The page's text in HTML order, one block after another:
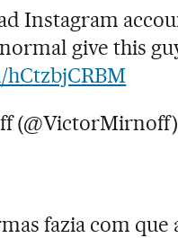
Instagram
give this
fazia com